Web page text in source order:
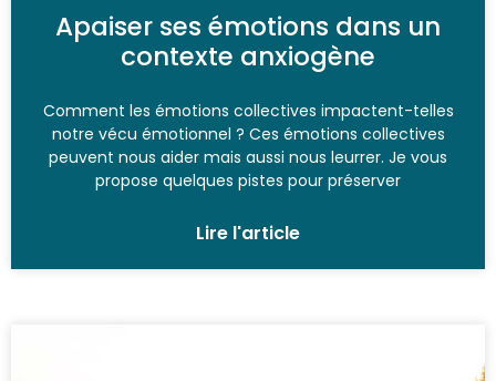
Apaiser ses émotions dans un
contexte anxiogène
Comment les émotions collectives impactent-telles
notre vécu émotionnel ? Ces émotions collectives
peuvent nous aider mais aussi nous leurrer. Je vous
propose quelques pistes pour préserver
Lire l'article